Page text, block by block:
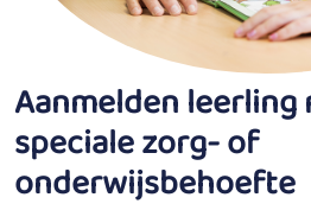
Aanmelden leerling
speciale zorg- of
onderwijsbehoefte